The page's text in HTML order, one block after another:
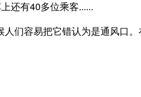
们容易把它错认为是通风口